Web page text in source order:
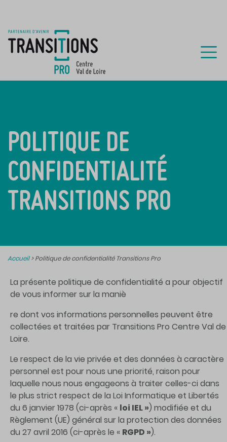
POLITIQUE DE
CONFIDENTIALITÉ
TRANSITIONS PRO
Accueil>Politique de confidentialité Transitions Pro
La présente politique de confidentialité a pour objectif
de vous informer sur la maniè
re dont vos informations personnelles peuvent être
collectées et traitées par Transitions Pro Centre Val de
Loire.
Le respect de la vie privée et des données à caractère
personnel est pour nous une priorité, raison pour
laquelle nous nous engageons à traiter celles-ci dans
le plus strict respect de la Loi Informatique et Libertés
du 6 janvier 1978 (ci-après « loi IEL ») modifiée et du
Règlement (UE) général sur la protection des données
du 27 avril 2016 (ci-après le « RGPD »).